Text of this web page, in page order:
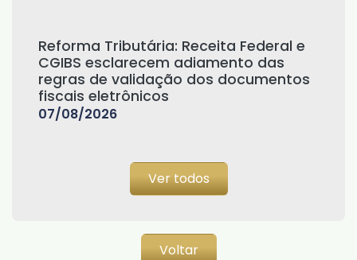
Reforma Tributária: Receita Federal e
CGIBS esclarecem adiamento das
regras de validação dos documentos
fiscais eletrônicos
07/08/2026
Ver todos
Voltar